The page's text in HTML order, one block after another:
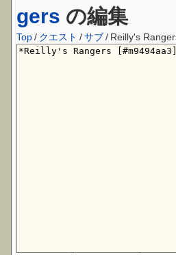
gers の編集
Top / クエスト /サブ/ Reilly's